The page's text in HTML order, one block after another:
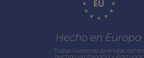
Hecho en Europa
Todas nuestras prendas están
hechas en España y Portugal